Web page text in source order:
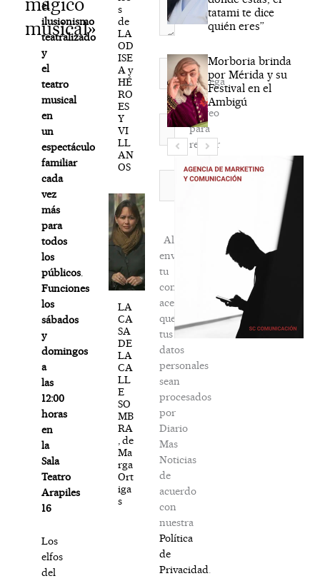
musical»
el
ilusionismo
teatralizado
y
el
teatro
musical
en
un
espectáculo
familiar
cada
vez
más
para
todos
los
públicos.
Funciones
los
sábados
y
domingos
a
las
12:00
horas
en
la
Sala
Teatro
Arapiles
16
Los
elfos
del
s
de
LA
OD
ISE
A y
HÉ
RO
ES
Y
VI
LL
AN
OS
LA
CA
SA
DE
LA
CA
LL
E
SO
MB
RA
, de
Ma
rga
Ort
iga
s
Nombre*
Correo
electrónico*
Agréga
mi
correo
para
recibir
la
newsletter
Al
enviar
tu
comentario,
aceptas
que
tus
datos
personales
sean
procesados
por
Diario
Mas
Noticias
de
acuerdo
con
nuestra
Política
de
Privacidad
tatami te dice
quién eres”
Morboria brinda
por Mérida y su
Festival en el
Ambigú